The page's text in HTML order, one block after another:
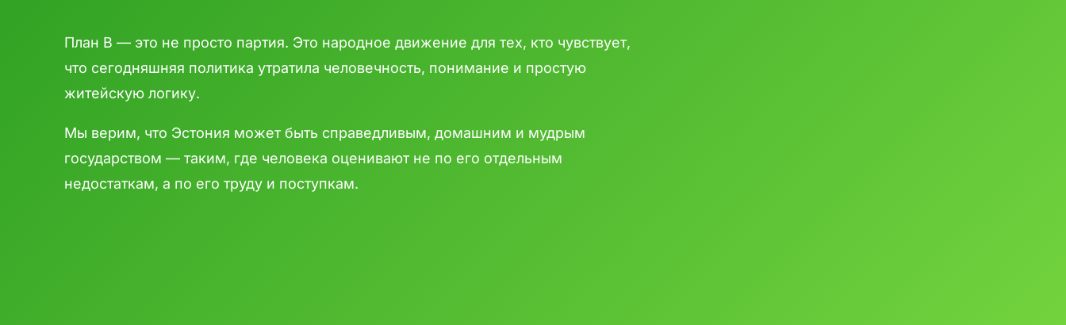
План B — это не просто партия. Это народное движение для тех, кто чувствует,
что сегодняшняя политика утратила человечность, понимание и простую
житейскую логику.
Мы верим, что Эстония может быть справедливым, домашним и мудрым
государством — таким, где человека оценивают не по его отдельным
недостаткам, а по его труду и поступкам.